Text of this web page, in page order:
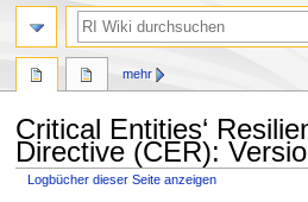
Critical Entities‘
Directive (CER):
Logbücher dieser Seite anzeigen
mehr
Suche